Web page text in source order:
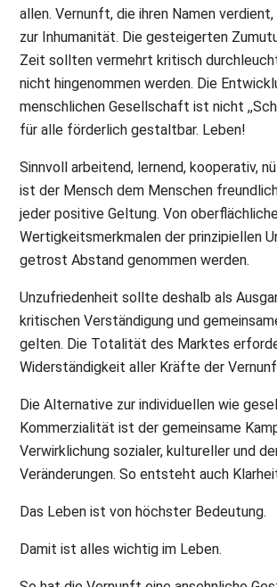
allen. Vernunft, die ihren Namen
zur Inhumanität. Die gesteigerten
Zeit sollten vermehrt kritisch
nicht hingenommen werden. Die
menschlichen Gesellschaft ist nicht
für alle förderlich gestaltbar. Leben!
Sinnvoll arbeitend, lernend, kooperativ,
ist der Mensch dem Menschen
jeder positive Geltung. Von
Wertigkeitsmerkmalen der prinzipiellen
getrost Abstand genommen werden.
Unzufriedenheit sollte deshalb als
kritischen Verständigung und
gelten. Die Totalität des Marktes
Widerständigkeit aller Kräfte der
Die Alternative zur individuellen wie
Kommerzialität ist der gemeinsame
Verwirklichung sozialer, kultureller und
Veränderungen. So entsteht auch
Das Leben ist von höchster Bedeutung.
Damit ist alles wichtig im Leben.